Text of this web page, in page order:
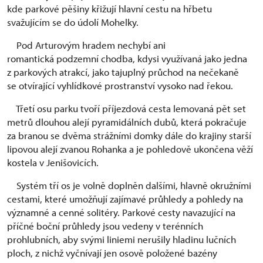
kde parkové pěšiny křižují hlavní cestu na hřbetu
svažujícím se do údolí Mohelky.
Pod Arturovým hradem nechybí ani
romantická podzemní chodba, kdysi využívaná jako jedna
z parkových atrakcí, jako tajuplný průchod na nečekaně
se otvírající vyhlídkové prostranství vysoko nad řekou.
Třetí osu parku tvoří příjezdová cesta lemovaná pět set
metrů dlouhou alejí pyramidálních dubů, která pokračuje
za branou se dvěma strážními domky dále do krajiny starší
lipovou alejí zvanou Rohanka a je pohledově ukončena věží
kostela v Jenišovicích.
Systém tří os je volně doplněn dalšími, hlavně okružními
cestami, které umožňují zajímavé průhledy a pohledy na
významné a cenné solitéry. Parkové cesty navazující na
příčné boční průhledy jsou vedeny v terénních
prohlubních, aby svými liniemi nerušily hladinu lučních
ploch, z nichž vyčnívají jen osově položené bazény